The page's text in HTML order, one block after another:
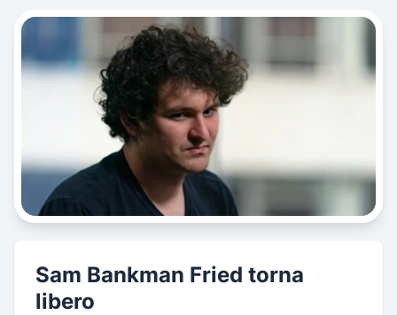
Sam Bankman Fried torna
libero